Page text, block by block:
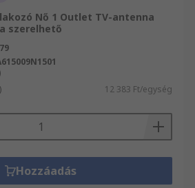
Nő 1 Outlet TV-antenna
szerelhető
12 383 Ft/egység
Hozzáadás